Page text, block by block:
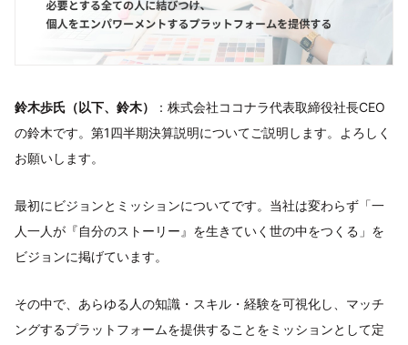
鈴木歩氏（以下、鈴木）
：株式会社ココナラ代表取締役社長CEO
の鈴木です。第1四半期決算説明についてご説明します。よろしく
お願いします。
最初にビジョンとミッションについてです。当社は変わらず「⼀
⼈⼀⼈が『⾃分のストーリー』を⽣きていく世の中をつくる」を
ビジョンに掲げています。
その中で、あらゆる人の知識・スキル・経験を可視化し、マッチ
ングするプラットフォームを提供することをミッションとして定